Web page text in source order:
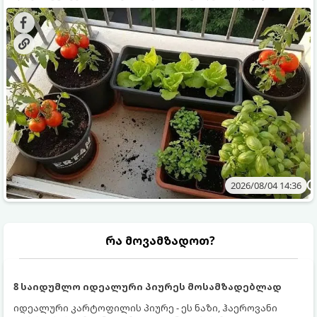
ყოველდღიურად ახალ, არომატულ მწვანილსა და
ბოსტნეულს მოკრეფთ.
კულტურები ეგუებიან ქოთნის პირობებს ყველაზე კარგად
და როგორ მოუაროთ მათ სწორად.
2026/08/04 14:36
რა მოვამზადოთ?
8 საიდუმლო იდეალური პიურეს მოსამზადებლად
იდეალური კარტოფილის პიურე - ეს ნაზი, ჰაეროვანი